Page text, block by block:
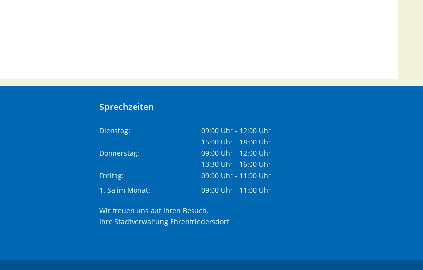
Sprechzeiten
Dienstag:
09:00 Uhr - 12:00 Uhr
15:00 Uhr - 18:00 Uhr
Donnerstag:
09:00 Uhr - 12:00 Uhr
13:30 Uhr - 16:00 Uhr
Freitag:
09:00 Uhr - 11:00 Uhr
1. Sa im Monat:
09:00 Uhr - 11:00 Uhr
Wir freuen uns auf Ihren Besuch.
Ihre Stadtverwaltung Ehrenfriedersdorf